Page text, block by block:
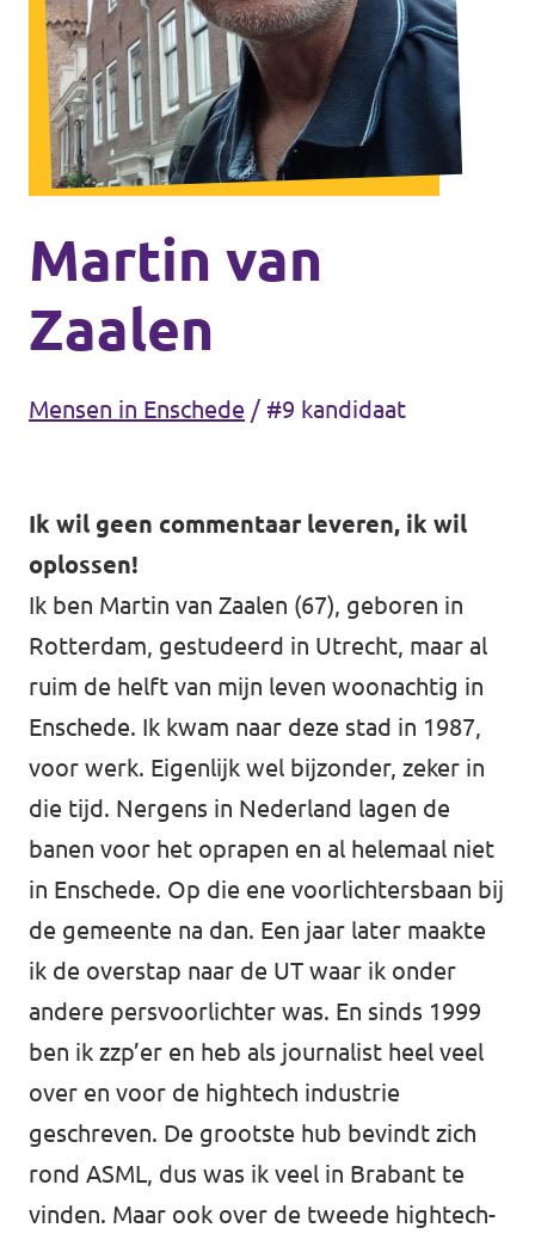
Agenda
Gemeenteraadsverkiezingen 2026
Doneer
Voor leden
Deventer
Enschede
Hengelo
Martin van
Zaalen
Mensen in Enschede / #9 kandidaat
Ik wil geen commentaar leveren, ik wil
oplossen!
Ik ben Martin van Zaalen (67), geboren in
Rotterdam, gestudeerd in Utrecht, maar al
ruim de helft van mijn leven woonachtig in
Enschede. Ik kwam naar deze stad in 1987,
voor werk. Eigenlijk wel bijzonder, zeker in
die tijd. Nergens in Nederland lagen de
banen voor het oprapen en al helemaal niet
in Enschede. Op die ene voorlichtersbaan bij
de gemeente na dan. Een jaar later maakte
ik de overstap naar de UT waar ik onder
andere persvoorlichter was. En sinds 1999
ben ik zzp’er en heb als journalist heel veel
over en voor de hightech industrie
geschreven. De grootste hub bevindt zich
rond ASML, dus was ik veel in Brabant te
vinden. Maar ook over de tweede hightech-